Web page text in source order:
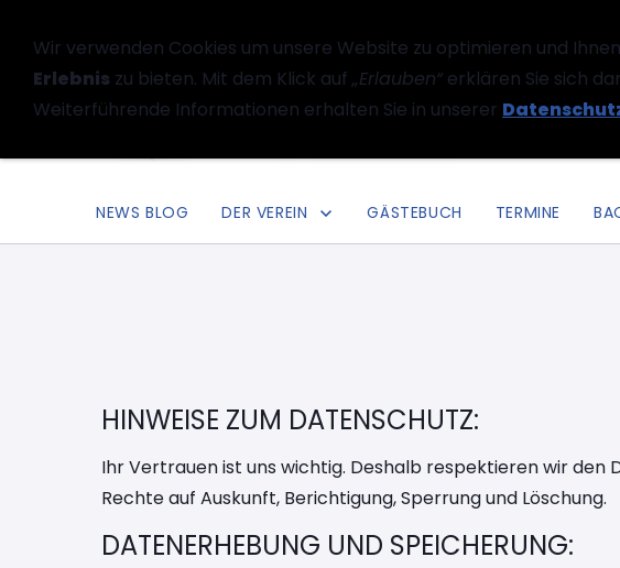
NEWS BLOG DER VEREIN GÄSTEBUCH TERMINE
HINWEISE ZUM DATENSCHUTZ:
Ihr Vertrauen ist uns wichtig. Deshalb respektieren wir
Rechte auf Auskunft, Berichtigung, Sperrung und Löschung.
DATENERHEBUNG UND SPEICHERUNG:
Wir verwenden Cookies um unsere Website zu optimieren und
Erlebnis zu bieten. Mit dem Klick auf „Erlauben“ erklären Sie sich
Weiterführende Informationen erhalten Sie in unserer